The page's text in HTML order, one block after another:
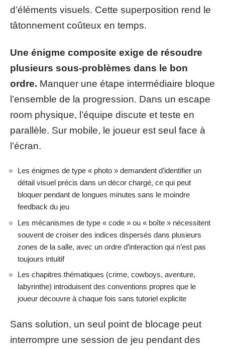
d’éléments visuels. Cette superposition rend le
tâtonnement coûteux en temps.
Une énigme composite exige de résoudre
plusieurs sous-problèmes dans le bon
ordre. Manquer une étape intermédiaire bloque
l’ensemble de la progression. Dans un escape
room physique, l’équipe discute et teste en
parallèle. Sur mobile, le joueur est seul face à
l’écran.
Les énigmes de type « photo » demandent d’identifier un
détail visuel précis dans un décor chargé, ce qui peut
bloquer pendant de longues minutes sans le moindre
feedback du jeu
Les mécanismes de type « code » ou « boîte » nécessitent
souvent de croiser des indices dispersés dans plusieurs
zones de la salle, avec un ordre d’interaction qui n’est pas
toujours intuitif
Les chapitres thématiques (crime, cowboys, aventure,
labyrinthe) introduisent des conventions propres que le
joueur découvre à chaque fois sans tutoriel explicite
Sans solution, un seul point de blocage peut
interrompre une session de jeu pendant des